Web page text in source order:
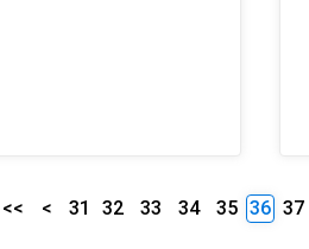
<< < 31 32 33 34 35 36 37